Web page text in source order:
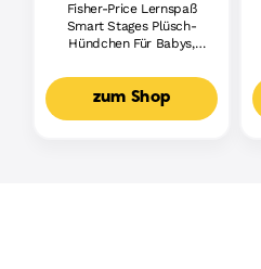
Fisher-Price Lernspaß
Smart Stages Plüsch-
Hündchen Für Babys,
Lernspielzeug,
Mehrsprachige Version
zum Shop